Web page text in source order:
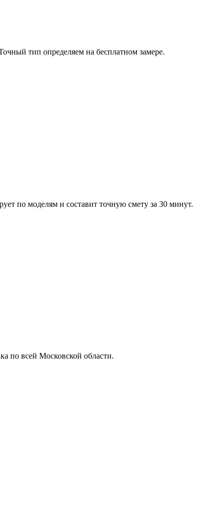
тип определяем на бесплатном замере.
по моделям и составит точную смету за 30 минут.
по всей Московской области.